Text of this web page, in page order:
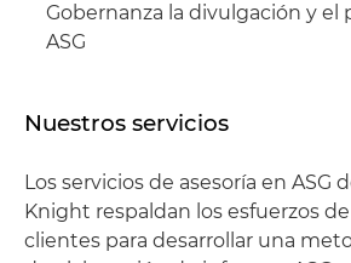
Gobernanza la divulgación y el
ASG
Nuestros servicios
Los servicios de asesoría en ASG
Knight respaldan los esfuerzos
clientes para desarrollar una